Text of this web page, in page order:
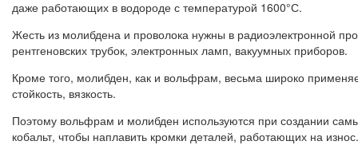
даже работающих в водороде с температурой 1600°С.
Жесть из молибдена и проволока нужны в радиоэлектронной
рентгеновских трубок, электронных ламп, вакуумных приборов.
Кроме того, молибден, как и вольфрам, весьма широко
стойкость, вязкость.
Поэтому вольфрам и молибден используются при создании
кобальт, чтобы наплавить кромки деталей, работающих на износ.